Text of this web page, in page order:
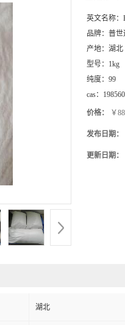
英文名称：
品牌： 普世
产地： 湖北
型号： 1kg
纯度： 99
cas：
价格： ￥
发布日期：
更新日期：
湖北